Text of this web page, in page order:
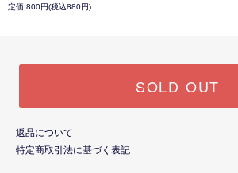
定価 800円(税込880円)
SOLD OUT
返品について
特定商取引法に基づく表記